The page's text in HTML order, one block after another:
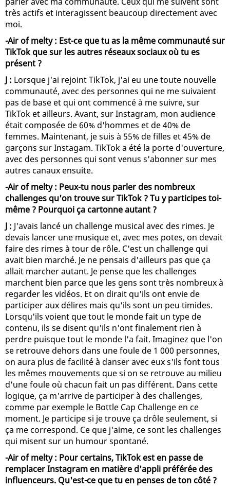
très actifs et interagissent beaucoup directement avec
moi.
-Air of melty : Est-ce que tu as la même communauté sur
TikTok que sur les autres réseaux sociaux où tu es
présent ?
J : Lorsque j'ai rejoint TikTok, j'ai eu une toute nouvelle
communauté, avec des personnes qui ne me suivaient
pas de base et qui ont commencé à me suivre, sur
TikTok et ailleurs. Avant, sur Instagram, mon audience
était composée de 60% d'hommes et de 40% de
femmes. Maintenant, je suis à 55% de filles et 45% de
garçons sur Instagam. TikTok a été la porte d'ouverture,
avec des personnes qui sont venus s'abonner sur mes
autres canaux ensuite.
-Air of melty : Peux-tu nous parler des nombreux
challenges qu'on trouve sur TikTok ? Tu y participes toi-
même ? Pourquoi ça cartonne autant ?
J : J'avais lancé un challenge musical avec des rimes. Je
devais lancer une musique et, avec mes potes, on devait
faire des rimes à tour de rôle. C'est un challenge qui
avait bien marché. Je ne pensais d'ailleurs pas que ça
allait marcher autant. Je pense que les challenges
marchent bien parce que les gens sont très nombreux à
regarder les vidéos. Et on dirait qu'ils ont envie de
participer aux délires mais qu'ils sont un peu timides.
Lorsqu'ils voient que tout le monde fait un type de
contenu, ils se disent qu'ils n'ont finalement rien à
perdre puisque tout le monde l'a fait. Imaginez que l'on
se retrouve dehors dans une foule de 1 000 personnes,
on aura plus de facilité à danser avec eux s'ils font tous
les mêmes mouvements que si on se retrouve au milieu
d'une foule où chacun fait un pas différent. Dans cette
logique, ça m'arrive de participer à des challenges,
comme par exemple le Bottle Cap Challenge en ce
moment. Je participe si je trouve ça drôle seulement, si
ça me correspond. Ce que j'aime, ce sont les challenges
qui misent sur un humour spontané.
-Air of melty : Pour certains, TikTok est en passe de
remplacer Instagram en matière d'appli préférée des
influenceurs. Qu'est-ce que tu en penses de ton côté ?